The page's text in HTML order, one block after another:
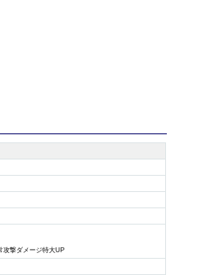
攻撃ダメージ特大UP